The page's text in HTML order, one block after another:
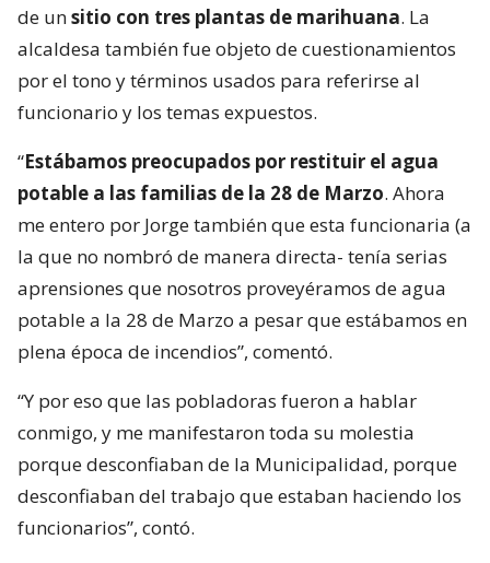
de unsitio con tres plantas de marihuana. La
alcaldesa también fue objeto de cuestionamientos
por el tono y términos usados para referirse al
funcionario y los temas expuestos.
“Estábamos preocupados por restituir el agua
potable a las familias de la 28 de Marzo. Ahora
me entero por Jorge también que esta funcionaria (a
la que no nombró de manera directa- tenía serias
aprensiones que nosotros proveyéramos de agua
potable a la 28 de Marzo a pesar que estábamos en
plena época de incendios”, comentó.
“Y por eso que las pobladoras fueron a hablar
conmigo, y me manifestaron toda su molestia
porque desconfiaban de la Municipalidad, porque
desconfiaban del trabajo que estaban haciendo los
funcionarios”, contó.